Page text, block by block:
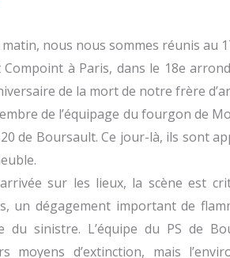
matin, nous nous sommes réunis au
Compoint à Paris, dans le 18e
de la mort de notre frère
de l’équipage du fourgon de
de Boursault. Ce jour-là, ils sont
sur les lieux, la scène est
un dégagement important de
du sinistre. L’équipe du PS de
moyens d’extinction, mais